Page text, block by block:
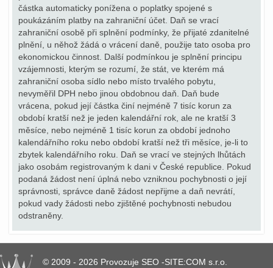
částka automaticky ponížena o poplatky spojené s
poukázáním platby na zahraniční účet. Daň se vrací
zahraniční osobě při splnění podmínky, že přijaté zdanitelné
plnění, u něhož žádá o vrácení daně, použije tato osoba pro
ekonomickou činnost. Další podmínkou je splnění principu
vzájemnosti, kterým se rozumí, že stát, ve kterém má
zahraniční osoba sídlo nebo místo trvalého pobytu,
nevyměřil DPH nebo jinou obdobnou daň. Daň bude
vrácena, pokud její částka činí nejméně 7 tisíc korun za
období kratší než je jeden kalendářní rok, ale ne kratší 3
měsíce, nebo nejméně 1 tisíc korun za období jednoho
kalendářního roku nebo období kratší než tři měsíce, je-li to
zbytek kalendářního roku. Daň se vrací ve stejných lhůtách
jako osobám registrovaným k dani v České republice. Pokud
podaná žádost není úplná nebo vzniknou pochybnosti o její
správnosti, správce daně žádost nepřijme a daň nevrátí,
pokud vady žádosti nebo zjištěné pochybnosti nebudou
odstraněny.
© 2009 - 2026 Provozuje SEO -SITE:COM s.r.o.